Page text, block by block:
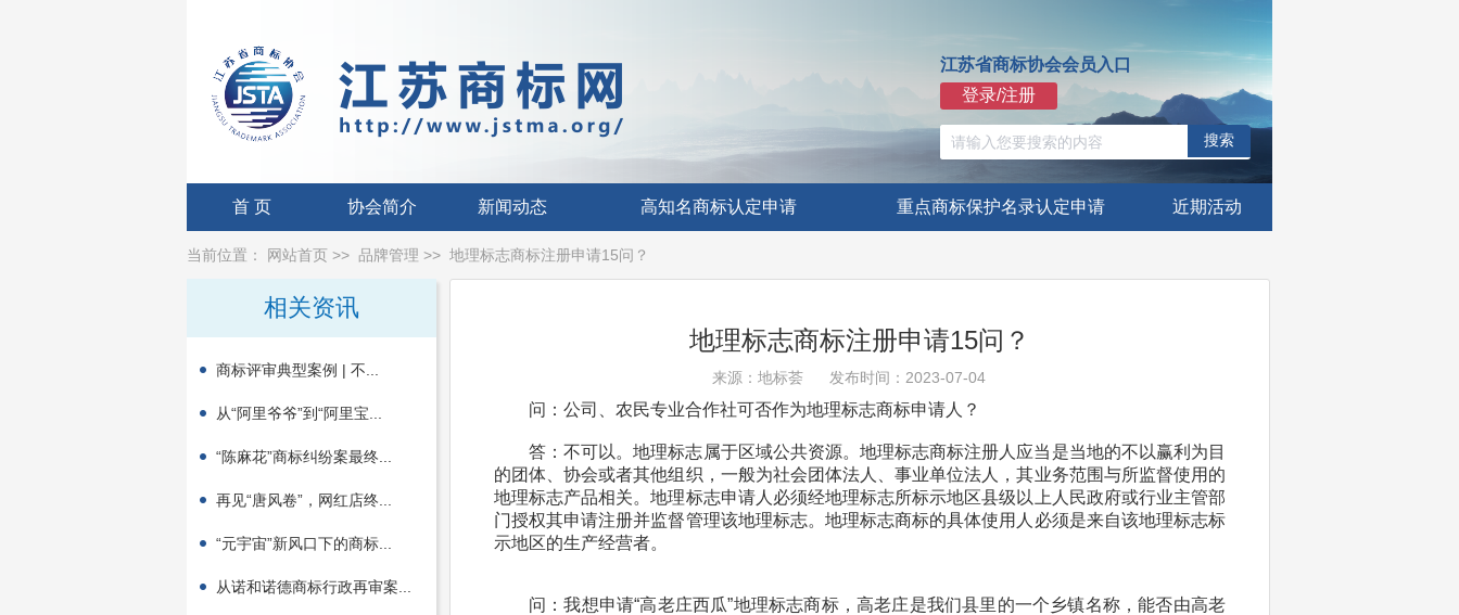
江苏省商标协会会员入口
登录/注册
搜索
首 页 协会简介 新闻动态 高知名商标认定申请 重点商标保护名录认定申请 近期活动
当前位置： 网站首页 >> 品牌管理 >> 地理标志商标注册申请15问？
相关资讯
商标评审典型案例 | 不...
从“阿里爷爷”到“阿里宝...
“陈麻花”商标纠纷案最终...
再见“唐风卷”，网红店终...
“元宇宙”新风口下的商标...
从诺和诺德商标行政再审案...
地理标志商标注册申请15问？
来源：地标荟 发布时间：2023-07-04
问：公司、农民专业合作社可否作为地理标志商标申请人？
答：不可以。地理标志属于区域公共资源。地理标志商标注册人应当是当地的不以赢利为目
的团体、协会或者其他组织，一般为社会团体法人、事业单位法人，其业务范围与所监督使用的
地理标志产品相关。地理标志申请人必须经地理标志所标示地区县级以上人民政府或行业主管部
门授权其申请注册并监督管理该地理标志。地理标志商标的具体使用人必须是来自该地理标志标
示地区的生产经营者。
问：我想申请“高老庄西瓜”地理标志商标，高老庄是我们县里的一个乡镇名称，能否由高老